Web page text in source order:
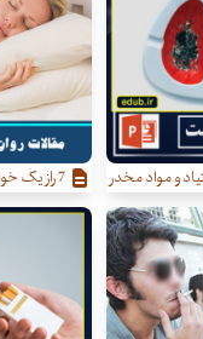
و مواد مخدر